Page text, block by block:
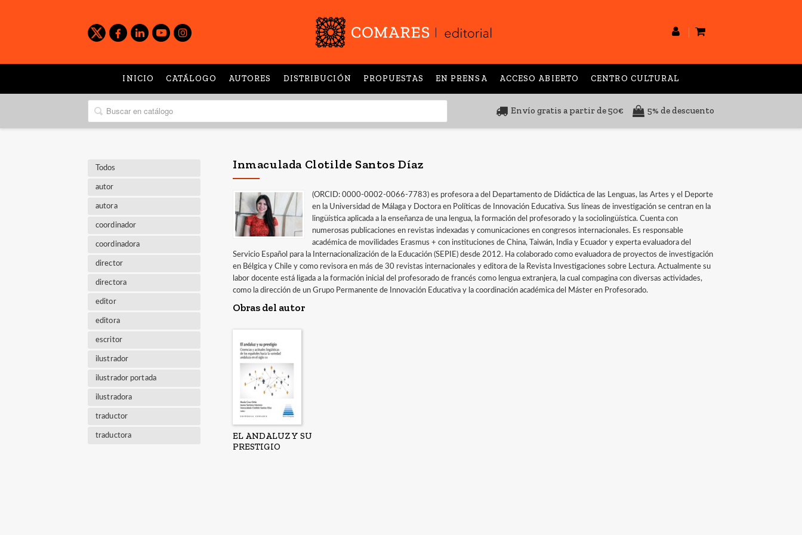
INICIO CATÁLOGO AUTORES DISTRIBUCIÓN PROPUESTAS EN PRENSA ACCESO ABIERTO CENTRO CULTURAL
Envío gratis a partir de 50€ 5% de descuento
Todos
autor
autora
coordinador
coordinadora
director
directora
editor
editora
escritor
ilustrador
ilustrador portada
ilustradora
traductor
traductora
Inmaculada Clotilde Santos Díaz
(ORCID: 0000-0002-0066-7783) es profesora a del Departamento de Didáctica de las Lenguas, las Artes y el Deporte
en la Universidad de Málaga y Doctora en Políticas de Innovación Educativa. Sus líneas de investigación se centran en la
lingüística aplicada a la enseñanza de una lengua, la formación del profesorado y la sociolingüística. Cuenta con
numerosas publicaciones en revistas indexadas y comunicaciones en congresos internacionales. Es responsable
académica de movilidades Erasmus + con instituciones de China, Taiwán, India y Ecuador y experta evaluadora del
Servicio Español para la Internacionalización de la Educación (SEPIE) desde 2012. Ha colaborado como evaluadora de proyectos de investigación
en Bélgica y Chile y como revisora en más de 30 revistas internacionales y editora de la Revista Investigaciones sobre Lectura. Actualmente su
labor docente está ligada a la formación inicial del profesorado de francés como lengua extranjera, la cual compagina con diversas actividades,
como la dirección de un Grupo Permanente de Innovación Educativa y la coordinación académica del Máster en Profesorado.
Obras del autor
EL ANDALUZ Y SU
PRESTIGIO